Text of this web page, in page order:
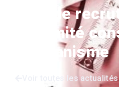
Avis de
le comité
d’urbanisme
Voir toutes les actualités